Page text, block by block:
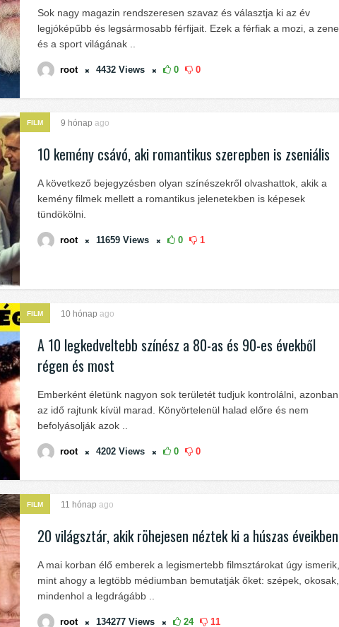
Sok nagy magazin rendszeresen szavaz és választja ki az év
legjóképűbb és legsármosabb férfijait. Ezek a férfiak a mozi, a zene
és a sport világának ..
root 4432 Views 0 0
FILM 9 hónap ago
10 kemény csávó, aki romantikus szerepben is zseniális
A következő bejegyzésben olyan színészekről olvashattok, akik a
kemény filmek mellett a romantikus jelenetekben is képesek
tündökölni.
root 11659 Views 0 1
FILM 10 hónap ago
A 10 legkedveltebb színész a 80-as és 90-es évekből
régen és most
Emberként életünk nagyon sok területét tudjuk kontrolálni, azonban
az idő rajtunk kívül marad. Könyörtelenül halad előre és nem
befolyásolják azok ..
root 4202 Views 0 0
FILM 11 hónap ago
20 világsztár, akik röhejesen néztek ki a húszas éveikben
A mai korban élő emberek a legismertebb filmsztárokat úgy ismerik,
mint ahogy a legtöbb médiumban bemutatják őket: szépek, okosak,
mindenhol a legdrágább ..
root 134277 Views 24 11